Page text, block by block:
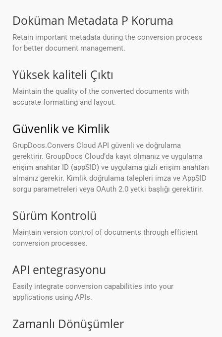
Doküman Metadata P Koruma
Retain important metadata during the conversion process
for better document management.
Yüksek kaliteli Çıktı
Maintain the quality of the converted documents with
accurate formatting and layout.
Güvenlik ve Kimlik
GrupDocs.Convers Cloud API güvenli ve doğrulama
gerektirir. GroupDocs Cloud’da kayıt olmanız ve uygulama
erişim anahtar ID (appSID) ve uygulama gizli erişim anahtarı
almanız gerekir. Kimlik doğrulama talepleri imza ve AppSID
sorgu parametreleri veya OAuth 2.0 yetki başlığı gerektirir.
Sürüm Kontrolü
Maintain version control of documents through efficient
conversion processes.
API entegrasyonu
Easily integrate conversion capabilities into your
applications using APIs.
Zamanlı Dönüşümler